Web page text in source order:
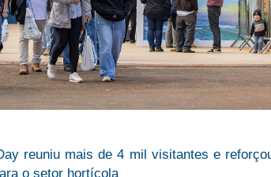
reuniu mais de 4 mil visitantes e
o setor hortícola